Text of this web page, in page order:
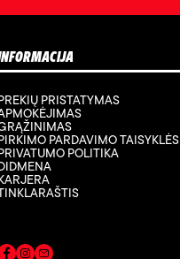
PRISTATYMAS
PARDAVIMO TAISYKLĖS
POLITIKA